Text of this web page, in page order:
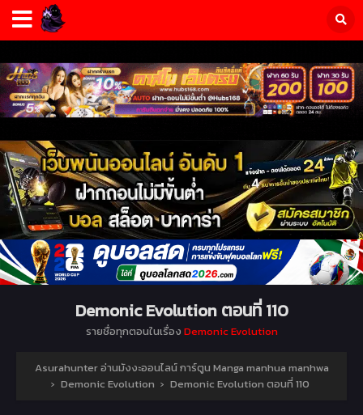
Demonic Evolution ตอนที่ 110
รายชื่อทุกตอนในเรื่อง Demonic Evolution
Asurahunter อ่านมังงะออนไลน์ การ์ตูน Manga manhua manhwa
› Demonic Evolution › Demonic Evolution ตอนที่ 110